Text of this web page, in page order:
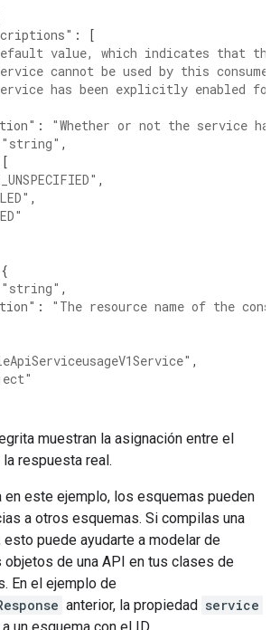
:
[
value, which indicates that
cannot be used by this
has been explicitly enabled for
:
"Whether or not the service
"string" ,
[
,
,
{
"string" ,
:
"The resource name of the
,
muestran la asignación entre el
respuesta real.
en este ejemplo, los esquemas pueden
a otros esquemas. Si compilas una
puede ayudarte a modelar de
objetos de una API en tus clases de
En el ejemplo de
anterior, la propiedad service